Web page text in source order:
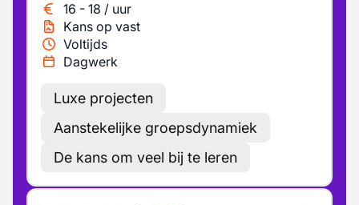
16 - 18 / uur
Kans op vast
Voltijds
Dagwerk
Luxe projecten
Aanstekelijke groepsdynamiek
De kans om veel bij te leren